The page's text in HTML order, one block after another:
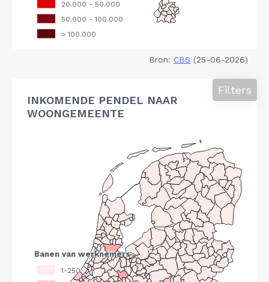
Bron: CBS (25-06-2026)
INKOMENDE PENDEL NAAR
WOONGEMEENTE
Filters